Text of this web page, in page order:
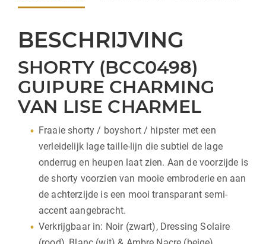
BESCHRIJVING
SHORTY (BCC0498)
GUIPURE CHARMING
VAN LISE CHARMEL
Fraaie shorty / boyshort / hipster met een
verleidelijk lage taille-lijn die subtiel de lage
onderrug en heupen laat zien. Aan de voorzijde is
de shorty voorzien van mooie embroderie en aan
de achterzijde is een mooi transparant semi-
accent aangebracht.
Verkrijgbaar in: Noir (zwart), Dressing Solaire